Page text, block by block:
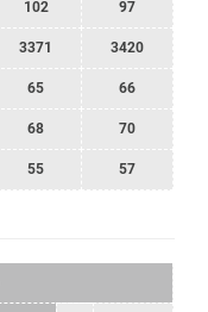
102 97
3371 3420
65 66
68 70
55 57